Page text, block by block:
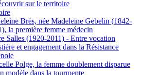
sur le territoire
Brès, née Madeleine Gebelin (1842-
la première femme médecin
Salles (1920-2011) - Entre vocation
et engagement dans la Résistance
Polge, la femme doublement disparue
modèle dans la tourmente